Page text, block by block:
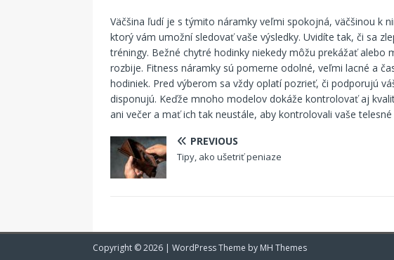
Väčšina ľudí je s týmito náramky veľmi spokojná, väčšinou k
ktorý vám umožní sledovať vaše výsledky. Uvidíte tak, či sa
tréningy. Bežné chytré hodinky niekedy môžu prekážať
rozbije. Fitness náramky sú pomerne odolné, veľmi lacné a
hodiniek. Pred výberom sa vždy oplatí pozrieť, či podporujú
disponujú. Keďže mnoho modelov dokáže kontrolovať aj
ani večer a mať ich tak neustále, aby kontrolovali vaše telesné
PREVIOUS
Tipy, ako ušetriť peniaze
Copyright © 2026 | WordPress Theme by MH Themes